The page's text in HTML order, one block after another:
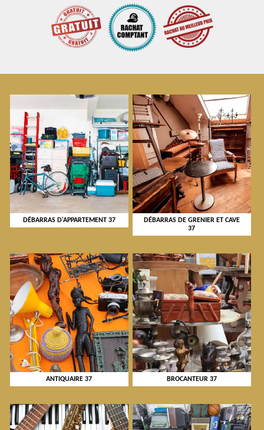
DÉBARRAS D'APPARTEMENT 37
DÉBARRAS DE GRENIER ET CAVE
37
ANTIQUAIRE 37 BROCANTEUR 37